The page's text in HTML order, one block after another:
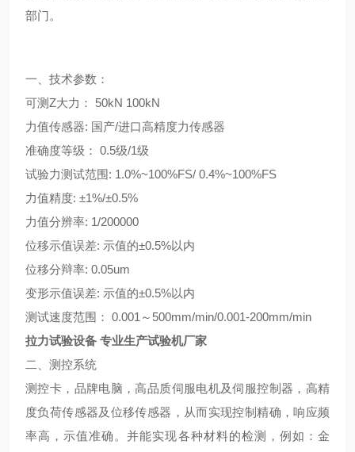
部门。
一、技术参数：
可测Z大力： 50kN 100kN
力值传感器: 国产/进口高精度力传感器
准确度等级： 0.5级/1级
试验力测试范围: 1.0%~100%FS/ 0.4%~100%FS
力值精度: ±1%/±0.5%
力值分辨率: 1/200000
位移示值误差: 示值的±0.5%以内
位移分辩率: 0.05um
变形示值误差: 示值的±0.5%以内
测试速度范围： 0.001～500mm/min/0.001-200mm/min
拉力试验设备 专业生产试验机厂家
二、测控系统
测控卡，品牌电脑，高品质伺服电机及伺服控制器，高精
度负荷传感器及位移传感器，从而实现控制精确，响应频
率高，示值准确。并能实现各种材料的检测，例如：金